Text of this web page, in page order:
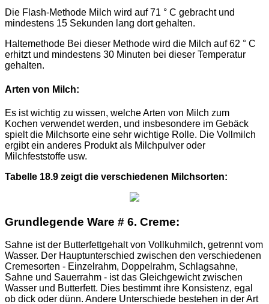
Die Flash-Methode Milch wird auf 71 ° C gebracht und
mindestens 15 Sekunden lang dort gehalten.
Haltemethode Bei dieser Methode wird die Milch auf 62 ° C
erhitzt und mindestens 30 Minuten bei dieser Temperatur
gehalten.
Arten von Milch:
Es ist wichtig zu wissen, welche Arten von Milch zum
Kochen verwendet werden, und insbesondere im Gebäck
spielt die Milchsorte eine sehr wichtige Rolle. Die Vollmilch
ergibt ein anderes Produkt als Milchpulver oder
Milchfeststoffe usw.
Tabelle 18.9 zeigt die verschiedenen Milchsorten:
Grundlegende Ware # 6. Creme:
Sahne ist der Butterfettgehalt von Vollkuhmilch, getrennt vom
Wasser. Der Hauptunterschied zwischen den verschiedenen
Cremesorten - Einzelrahm, Doppelrahm, Schlagsahne,
Sahne und Sauerrahm - ist das Gleichgewicht zwischen
Wasser und Butterfett. Dies bestimmt ihre Konsistenz, egal
ob dick oder dünn. Andere Unterschiede bestehen in der Art